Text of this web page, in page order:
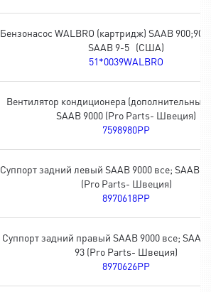
Бензонасос WALBRO (картридж) SAAB
SAAB 9-5 (США)
51*0039WALBRO
Вентилятор кондиционера
SAAB 9000 (Pro Parts- Швеция)
7598980PP
Суппорт задний левый SAAB 9000 все; SAAB
(Pro Parts- Швеция)
8970618PP
Суппорт задний правый SAAB 9000 все; SAAB
93 (Pro Parts- Швеция)
8970626PP